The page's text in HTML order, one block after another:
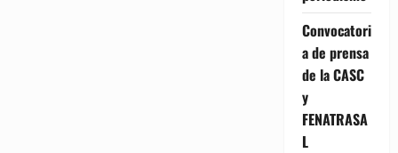
Convocatori
a de prensa
de la CASC
y
FENATRASA
L